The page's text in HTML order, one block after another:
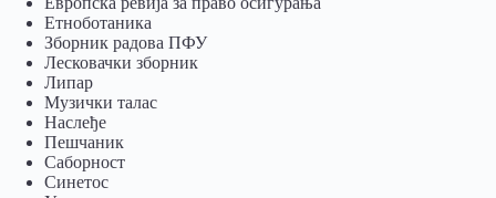
Eтноботаника
Зборник радова ПФУ
Лесковачки зборник
Липар
Музички талас
Наслеђе
Пешчаник
Саборност
Синетос